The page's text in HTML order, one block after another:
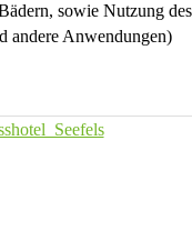
sowie Nutzung
andere Anwendungen)